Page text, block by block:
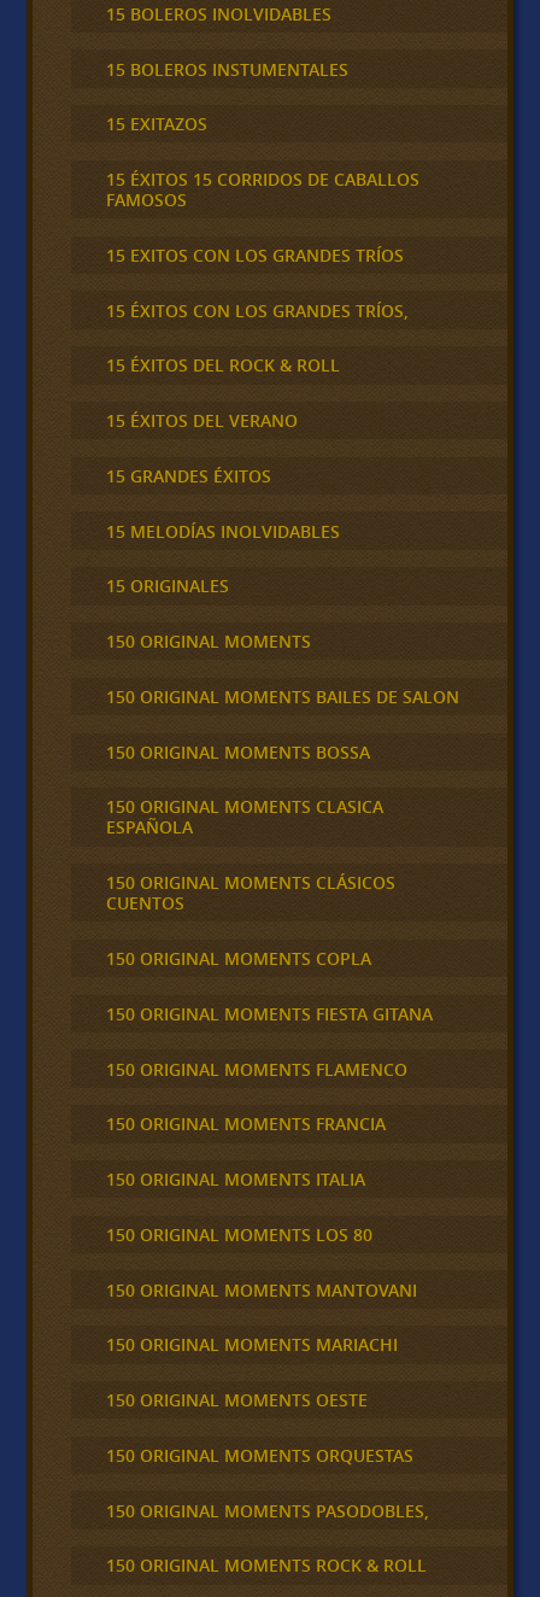
15 BOLEROS INOLVIDABLES
15 BOLEROS INSTUMENTALES
15 EXITAZOS
15 ÉXITOS 15 CORRIDOS DE CABALLOS
FAMOSOS
15 EXITOS CON LOS GRANDES TRÍOS
15 ÉXITOS CON LOS GRANDES TRÍOS,
15 ÉXITOS DEL ROCK & ROLL
15 ÉXITOS DEL VERANO
15 GRANDES ÉXITOS
15 MELODÍAS INOLVIDABLES
15 ORIGINALES
150 ORIGINAL MOMENTS
150 ORIGINAL MOMENTS BAILES DE SALON
150 ORIGINAL MOMENTS BOSSA
150 ORIGINAL MOMENTS CLASICA
ESPAÑOLA
150 ORIGINAL MOMENTS CLÁSICOS
CUENTOS
150 ORIGINAL MOMENTS COPLA
150 ORIGINAL MOMENTS FIESTA GITANA
150 ORIGINAL MOMENTS FLAMENCO
150 ORIGINAL MOMENTS FRANCIA
150 ORIGINAL MOMENTS ITALIA
150 ORIGINAL MOMENTS LOS 80
150 ORIGINAL MOMENTS MANTOVANI
150 ORIGINAL MOMENTS MARIACHI
150 ORIGINAL MOMENTS OESTE
150 ORIGINAL MOMENTS ORQUESTAS
150 ORIGINAL MOMENTS PASODOBLES,
150 ORIGINAL MOMENTS ROCK & ROLL